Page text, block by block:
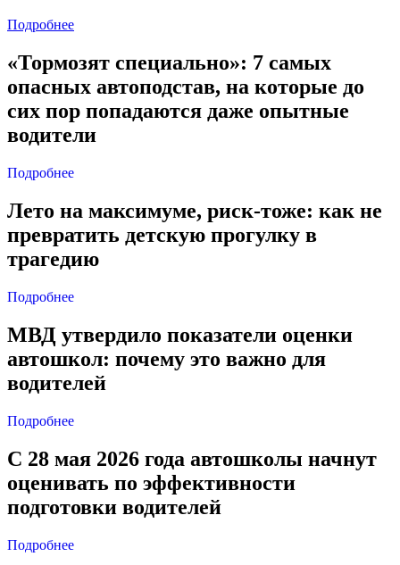
Подробнее
«Тормозят специально»: 7 самых
опасных автоподстав, на которые до
сих пор попадаются даже опытные
водители
Подробнее
Лето на максимуме, риск-тоже: как не
превратить детскую прогулку в
трагедию
Подробнее
МВД утвердило показатели оценки
автошкол: почему это важно для
водителей
Подробнее
С 28 мая 2026 года автошколы начнут
оценивать по эффективности
подготовки водителей
Подробнее